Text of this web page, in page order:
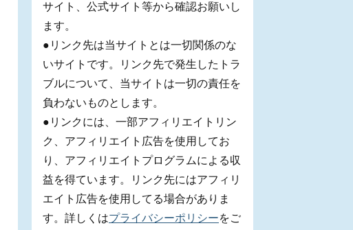
サイト、公式サイト等から確認お願いし
ます。
●リンク先は当サイトとは一切関係のな
いサイトです。リンク先で発生したトラ
ブルについて、当サイトは一切の責任を
負わないものとします。
●リンクには、一部アフィリエイトリン
ク、アフィリエイト広告を使用してお
り、アフィリエイトプログラムによる収
益を得ています。リンク先にはアフィリ
エイト広告を使用してる場合がありま
す。詳しくはプライバシーポリシーをご